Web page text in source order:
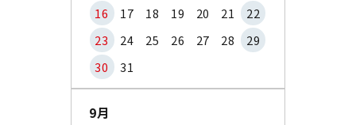
16
17 18 19 20 21
22
23
24 25 26 27 28
29
30
31
9月